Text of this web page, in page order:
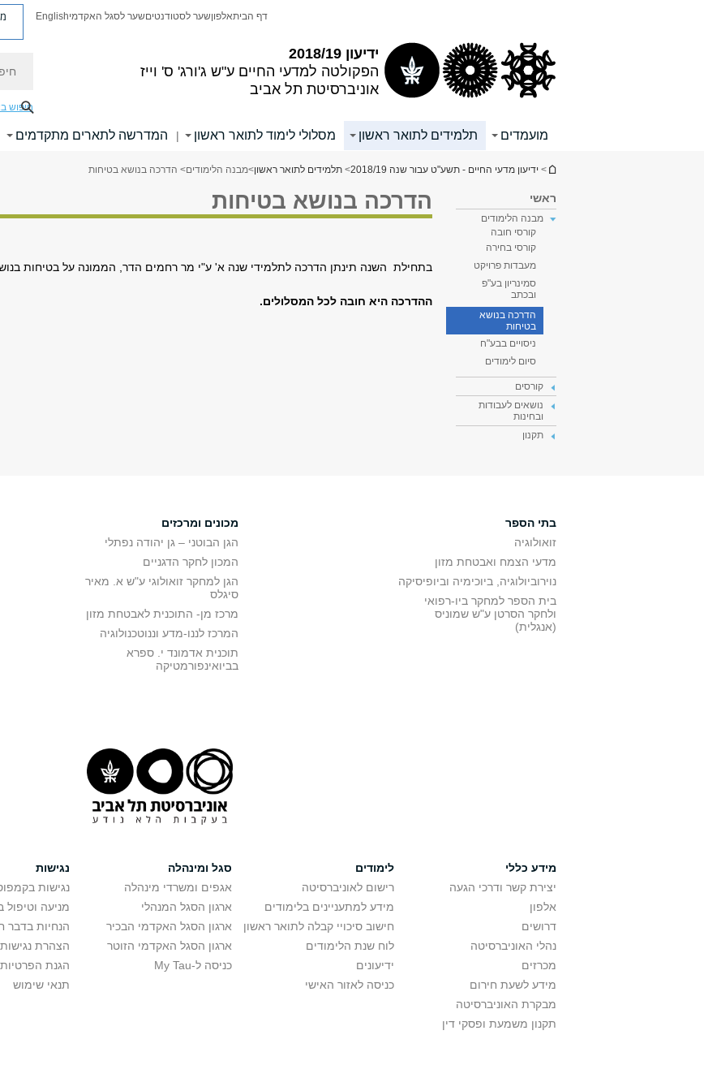
ידיעון 2018/19
הפקולטה למדעי החיים ע"ש ג'ורג' ס' וייז
אוניברסיטת תל אביב
דף הביתאלפוןשער לסטודנטיםשער לסגל האקדמיEnglish
חיפוש
מועמדים תלמידים לתואר ראשון מסלולי לימוד לתואר ראשון | המדרשה לתארים מתקדמים
הינך נמצא כאן
> ידיעון מדעי החיים - תשע"ט עבור שנה 2018/19 > תלמידים לתואר ראשון>מבנה הלימודים> הדרכה בנושא בטיחות
ראשי
מבנה הלימודים
קורסי חובה
קורסי בחירה
מעבדות פרויקט
סמינריון בע"פ
ובכתב
הדרכה בנושא
בטיחות
ניסויים בבע"ח
סיום לימודים
קורסים
נושאים לעבודות
ובחינות
תקנון
הדרכה בנושא בטיחות
בתחילת השנה תינתן הדרכה לתלמידי שנה א' ע"י מר רחמים הדר, הממונה על בטיחות
ההדרכה היא חובה לכל המסלולים.
בתי הספר
זואולוגיה
מדעי הצמח ואבטחת מזון
נוירוביולוגיה, ביוכימיה וביופיסיקה
בית הספר למחקר ביו-רפואי
ולחקר הסרטן ע"ש שמוניס
(אנגלית)
מכונים ומרכזים
הגן הבוטני – גן יהודה נפתלי
המכון לחקר הדגניים
הגן למחקר זואולוגי ע"ש א. מאיר
סיגלס
מרכז מן- התוכנית לאבטחת מזון
המרכז לננו-מדע וננוטכנולוגיה
תוכנית אדמונד י. ספרא
בביואינפורמטיקה
מידע כללי
יצירת קשר ודרכי הגעה
אלפון
דרושים
נהלי האוניברסיטה
מכרזים
מידע לשעת חירום
מבקרת האוניברסיטה
תקנון משמעת ופסקי דין
לימודים
רישום לאוניברסיטה
מידע למתעניינים בלימודים
חישוב סיכויי קבלה לתואר ראשון
לוח שנת הלימודים
ידיעונים
כניסה לאזור האישי
סגל ומינהלה
אגפים ומשרדי מינהלה
ארגון הסגל המנהלי
ארגון הסגל האקדמי הבכיר
ארגון הסגל האקדמי הזוטר
כניסה ל-My Tau
נגישות
נגישות
מניעה
הנחיות בדבר
הצהרת נגישות
הגנת הפרטיות
תנאי שימוש